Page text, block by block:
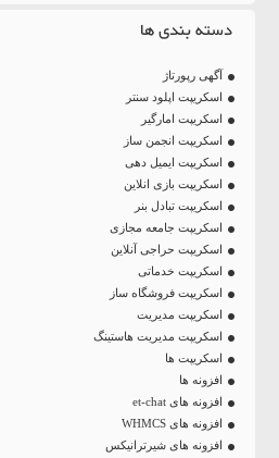
دسته بندی ها
آگهی رپورتاژ
اسکریپت اپلود سنتر
اسکریپت امارگیر
اسکریپت انجمن ساز
اسکریپت ایمیل دهی
اسکریپت بازی انلاین
اسکریپت تبادل بنر
اسکریپت جامعه مجازی
اسکریپت حراجی آنلاین
اسکریپت خدماتی
اسکریپت فروشگاه ساز
اسکریپت مدیریت
اسکریپت مدیریت هاستینگ
اسکریپت ها
افزونه ها
افزونه های et-chat
افزونه های WHMCS
افزونه های شیرترانیکس